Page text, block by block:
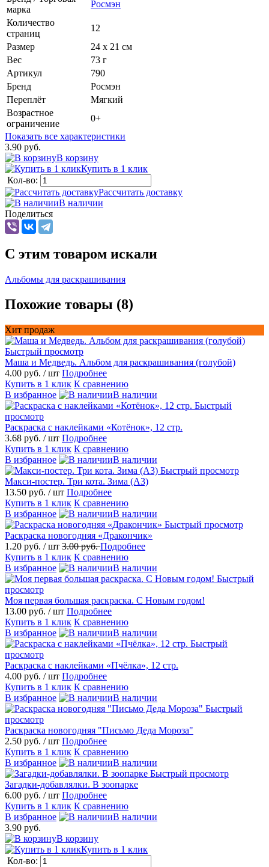
марка
Росмэн
Количество
страниц
12
Размер
24 x 21 см
Вес
73 г
Артикул
790
Бренд
Росмэн
Переплёт
Мягкий
Возрастное
ограничение
0+
Показать все характеристики
3.90 руб.
В корзину
Купить в 1 клик
Кол-во:
Рассчитать доставку
В наличии
Поделиться
C этим товаром искали
Альбомы для раскрашивания
Похожие товары (8)
Хит продаж
Быстрый просмотр
Маша и Медведь. Альбом для раскрашивания (голубой)
4.00 руб. / шт Подробнее
Купить в 1 клик К сравнению
В избранное
В наличии
Быстрый
просмотр
Раскраска с наклейками «Котёнок», 12 стр.
3.68 руб. / шт Подробнее
Купить в 1 клик К сравнению
В избранное
В наличии
Быстрый просмотр
Maкси-постер. Три кота. Зима (А3)
13.50 руб. / шт Подробнее
Купить в 1 клик К сравнению
В избранное
В наличии
Быстрый просмотр
Раскраска новогодняя «Дракончик»
1.20 руб. / шт 3.00 руб.Подробнее
Купить в 1 клик К сравнению
В избранное
В наличии
Быстрый
просмотр
Моя первая большая раскраска. С Новым годом!
13.00 руб. / шт Подробнее
Купить в 1 клик К сравнению
В избранное
В наличии
Быстрый
просмотр
Раскраска с наклейками «Пчёлка», 12 стр.
4.00 руб. / шт Подробнее
Купить в 1 клик К сравнению
В избранное
В наличии
Быстрый
просмотр
Раскраска новогодняя "Письмо Деда Мороза"
2.50 руб. / шт Подробнее
Купить в 1 клик К сравнению
В избранное
В наличии
Быстрый просмотр
Загадки-добавлялки. В зоопарке
6.00 руб. / шт Подробнее
Купить в 1 клик К сравнению
В избранное
В наличии
3.90 руб.
В корзину
Купить в 1 клик
Кол-во: